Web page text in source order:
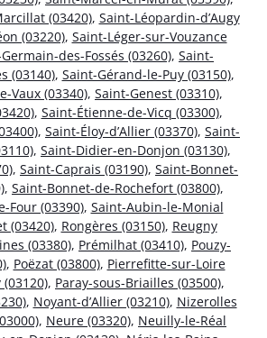
(03420), Saint-Léopardin-d’Augy
(03220), Saint-Léger-sur-Vouzance
des-Fossés (03260), Saint-
(03140), Saint-Gérand-le-Puy (03150),
Vaux (03340), Saint-Genest (03310),
, Saint-Étienne-de-Vicq (03300),
, Saint-Éloy-d’Allier (03370), Saint-
, Saint-Didier-en-Donjon (03130),
, Saint-Caprais (03190), Saint-Bonnet-
, Saint-Bonnet-de-Rochefort (03800),
Four (03390), Saint-Aubin-le-Monial
(03420), Rongères (03150), Reugny
(03380), Prémilhat (03410), Pouzy-
, Poëzat (03800), Pierrefitte-sur-Loire
(03120), Paray-sous-Briailles (03500),
, Noyant-d’Allier (03210), Nizerolles
, Neure (03320), Neuilly-le-Réal